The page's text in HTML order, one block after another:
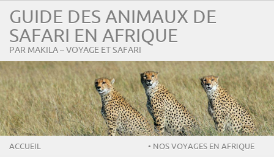
GUIDE DES ANIMAUX DE
SAFARI EN AFRIQUE
PAR MAKILA – VOYAGE ET SAFARI
ACCUEIL • NOS VOYAGES EN AFRIQUE